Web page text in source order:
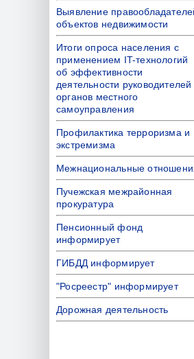
Выявление
объектов недвижимости
Итоги опроса населения с
применением IT-технологий
об эффективности
деятельности руководителей
органов местного
самоуправления
Профилактика терроризма и
экстремизма
Межнациональные
Пучежская межрайонная
прокуратура
Пенсионный фонд
информирует
ГИБДД информирует
"Росреестр" информирует
Дорожная деятельность